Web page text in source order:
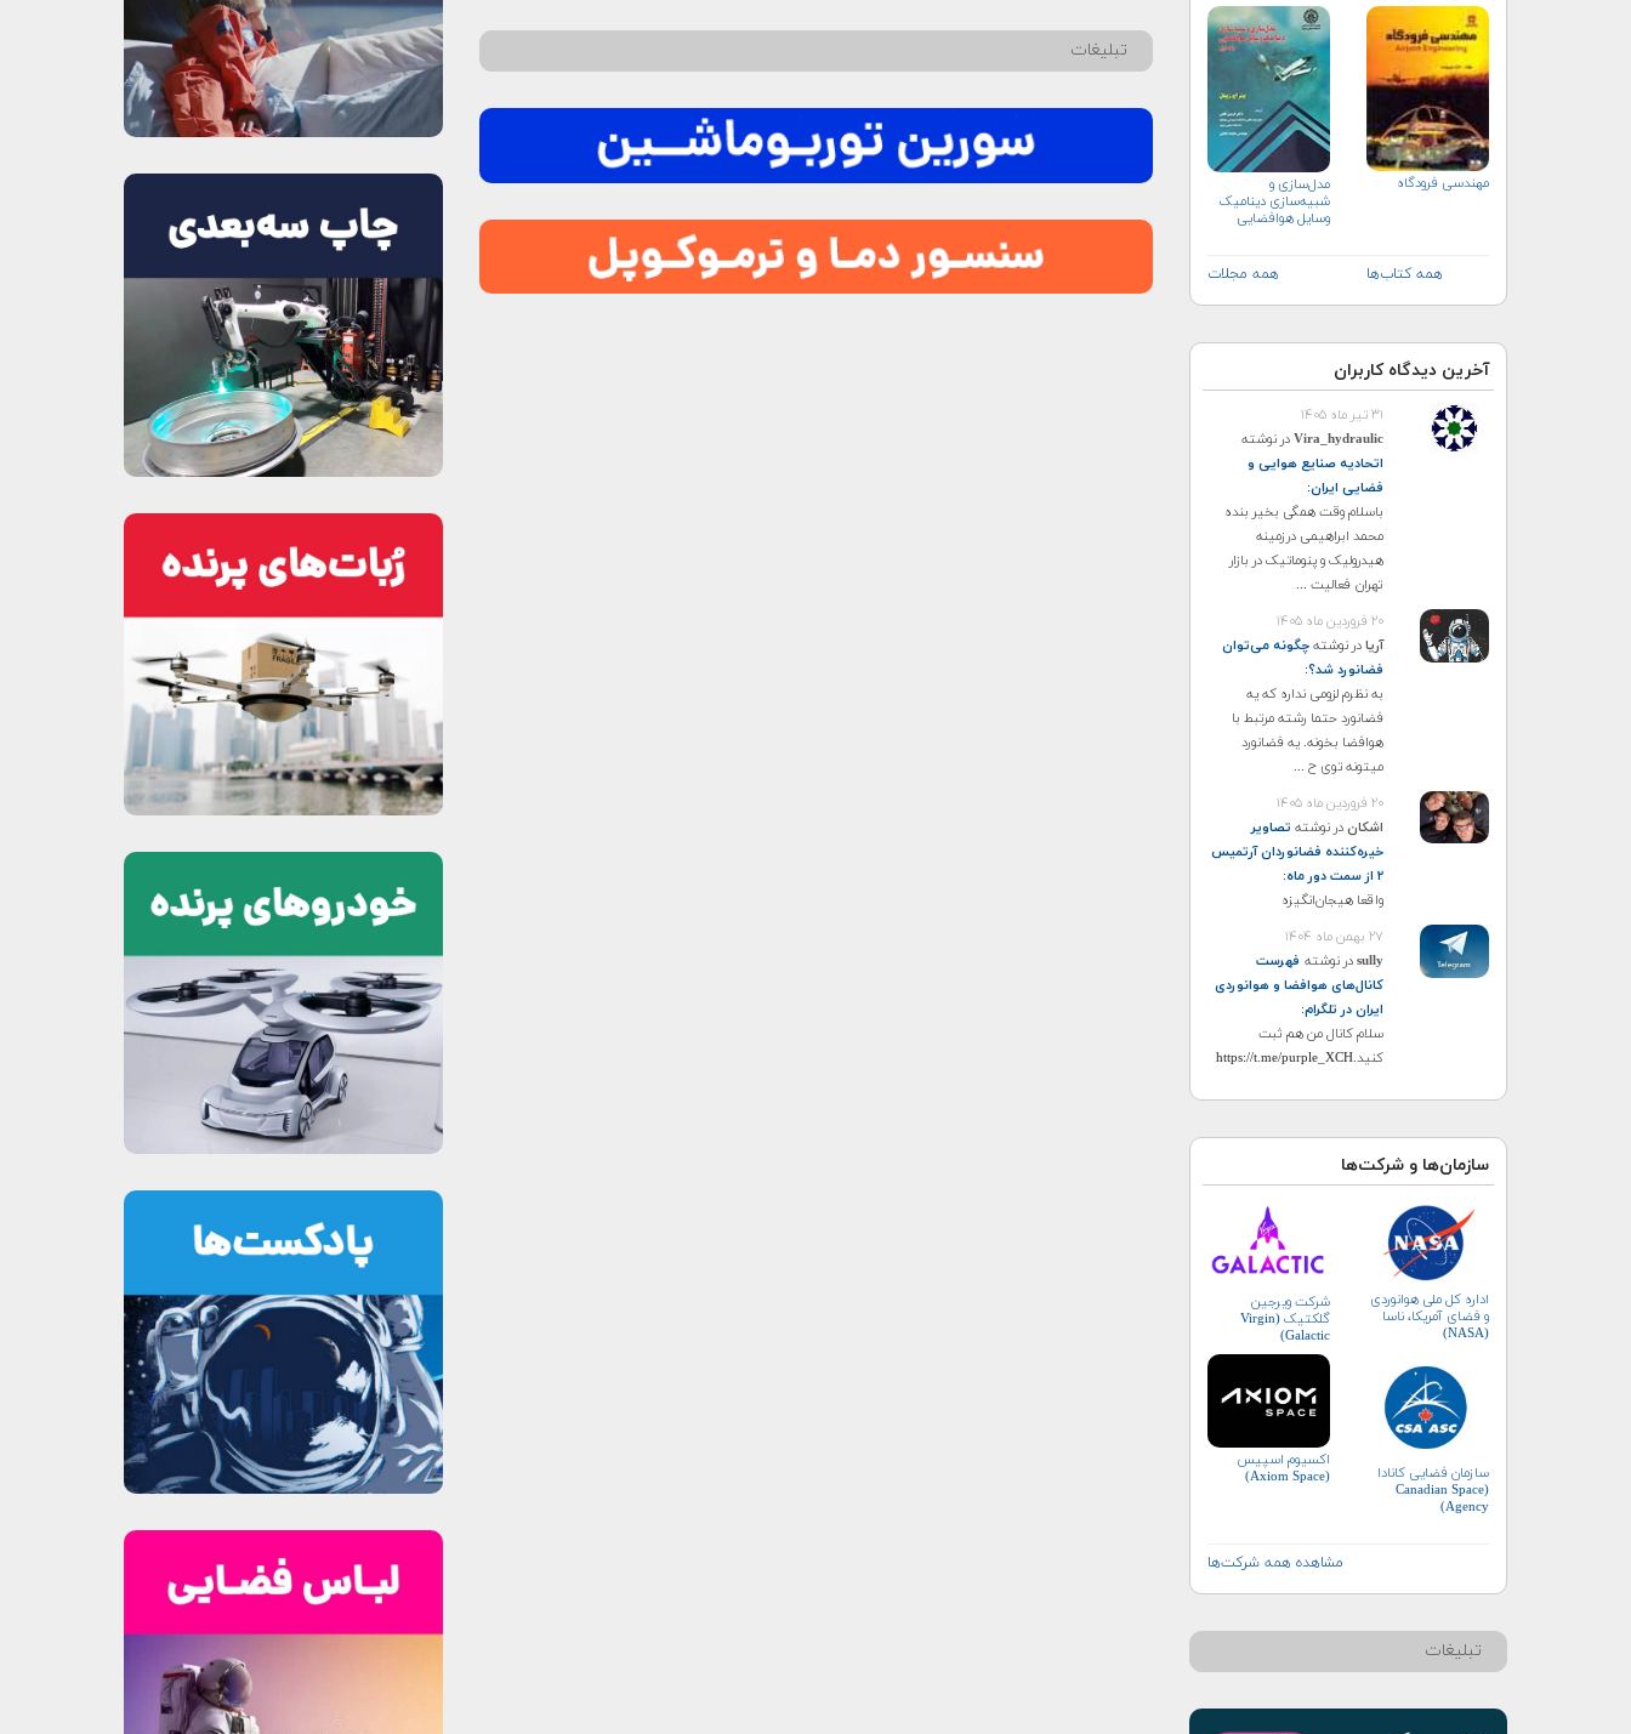
مهندسي فرودگاه
مدل‌سازی و
شبیه‌سازی دینامیک
وسایل هوافضایی
همه کتاب‌ها همه مجلات
آخرین دیدگاه کاربران
۳۱ تیر ماه ۱۴۰۵
Vira_hydraulicدر نوشته
اتحادیه صنایع هوایی و
فضایی ایران:
باسلام وقت همگی بخیر بنده
محمد ابراهیمی درزمینه
هیدرولیک و پنوماتیک در بازار
تهران فعالیت ...
۲۰ فروردین ماه ۱۴۰۵
آریادر نوشتهچگونه می‌توان
فضانورد شد؟:
به نظرم لزومی نداره که یه
فضانورد حتما رشته مرتبط با
هوافضا بخونه. یه فضانورد
میتونه توی ح ...
۲۰ فروردین ماه ۱۴۰۵
اشکاندر نوشته تصاویر
خیره‌کننده فضانوردان آرتمیس
۲ از سمت دور ماه
:
واقعا هیجان‌انگیزه
۲۷ بهمن ماه ۱۴۰۴
sullyدر نوشته فهرست
کانال‌های هوافضا و هوانوردی
ایران در تلگرام:
سلام کانال من هم ثبت
کنید.https://t.me/purple_XCH
سازمان‌ها و شرکت‌ها
اداره کل ملی هوانوردی
و فضای آمریکا، ناسا
(NASA)
شرکت ویرجین
گلکتیک (Virgin
Galactic)
سازمان فضایی کانادا
(Canadian Space
Agency)
اکسیوم اسپیس
(Axiom Space)
مشاهده همه شرکت‌ها
تبلیغات
تبلیغات